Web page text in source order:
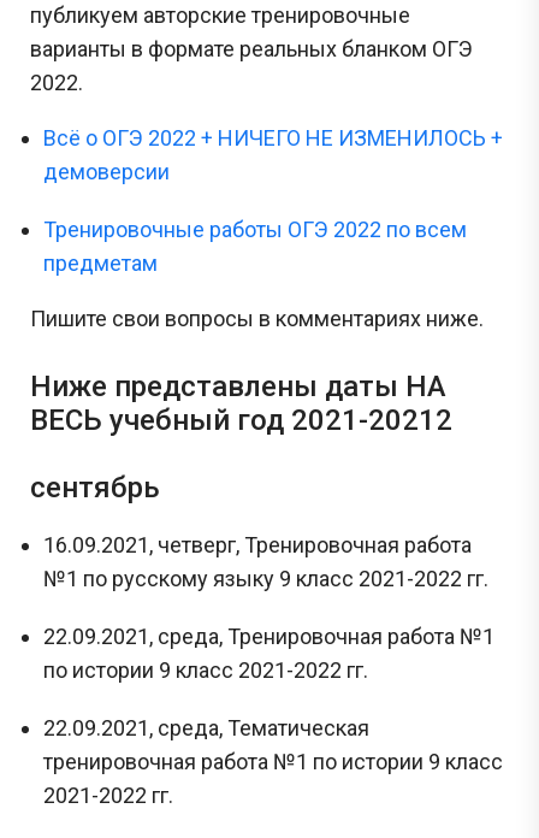
публикуем авторские тренировочные
варианты в формате реальных бланком ОГЭ
2022.
Всё о ОГЭ 2022 + НИЧЕГО НЕ ИЗМЕНИЛОСЬ +
демоверсии
Тренировочные работы ОГЭ 2022 по всем
предметам
Пишите свои вопросы в комментариях ниже.
Ниже представлены даты НА
ВЕСЬ учебный год 2021-20212
сентябрь
16.09.2021, четверг, Тренировочная работа
№1 по русскому языку 9 класс 2021-2022 гг.
22.09.2021, среда, Тренировочная работа №1
по истории 9 класс 2021-2022 гг.
22.09.2021, среда, Тематическая
тренировочная работа №1 по истории 9 класс
2021-2022 гг.